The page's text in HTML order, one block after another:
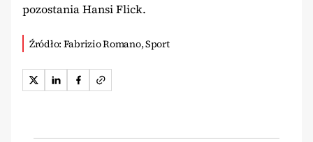
pozostania Hansi Flick.
Źródło: Fabrizio Romano, Sport